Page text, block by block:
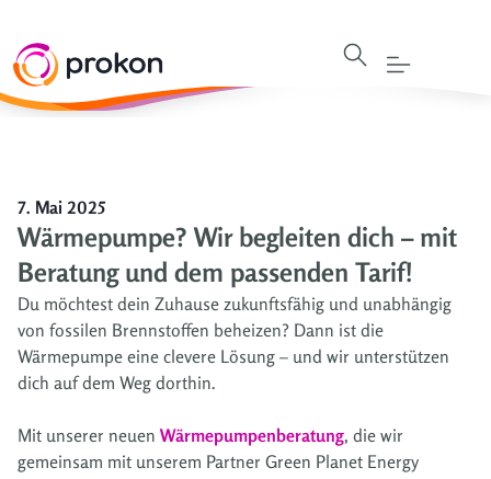
7. Mai 2025
Wärmepumpe? Wir begleiten dich – mit
Beratung und dem passenden Tarif!
Du möchtest dein Zuhause zukunftsfähig und unabhängig
von fossilen Brennstoffen beheizen? Dann ist die
Wärmepumpe eine clevere Lösung – und wir unterstützen
dich auf dem Weg dorthin.
Mit unserer neuen Wärmepumpenberatung, die wir
gemeinsam mit unserem Partner Green Planet Energy